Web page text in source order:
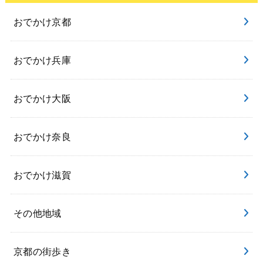
おでかけ京都
おでかけ兵庫
おでかけ大阪
おでかけ奈良
おでかけ滋賀
その他地域
京都の街歩き